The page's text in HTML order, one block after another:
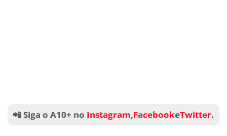
📲 Siga o A10+ no Instagram,FacebookeTwitter.